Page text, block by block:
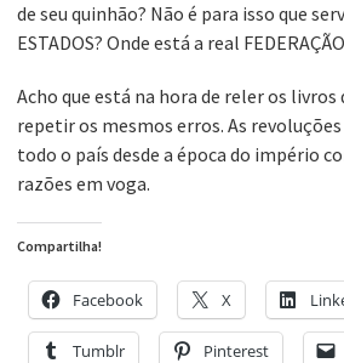
de seu quinhão? Não é para isso que
ESTADOS? Onde está a real
Acho que está na hora de reler os
repetir os mesmos erros. As
todo o país desde a época do império
razões em voga.
Compartilha!
Facebook X
Tumblr Pinterest